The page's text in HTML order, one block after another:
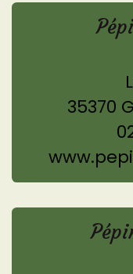
35370